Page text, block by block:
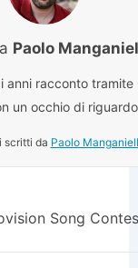
Paolo
anni racconto
un occhio di
scritti da Paolo
Song